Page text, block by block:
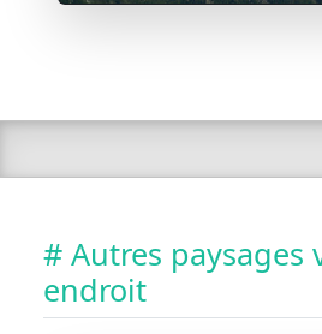
# Autres paysages
endroit